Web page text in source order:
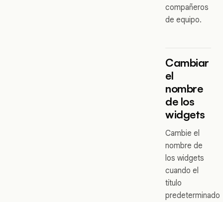
compañeros
de equipo.
Cambiar
el
nombre
de los
widgets
Cambie el
nombre de
los widgets
cuando el
título
predeterminado